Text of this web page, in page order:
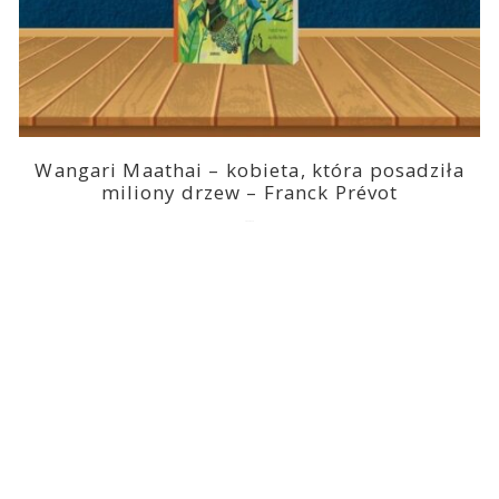
Wangari Maathai – kobieta, która posadziła
miliony drzew – Franck Prévot